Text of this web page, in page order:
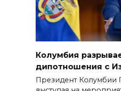
Колумбия
дипотношения с
Президент Колумбии